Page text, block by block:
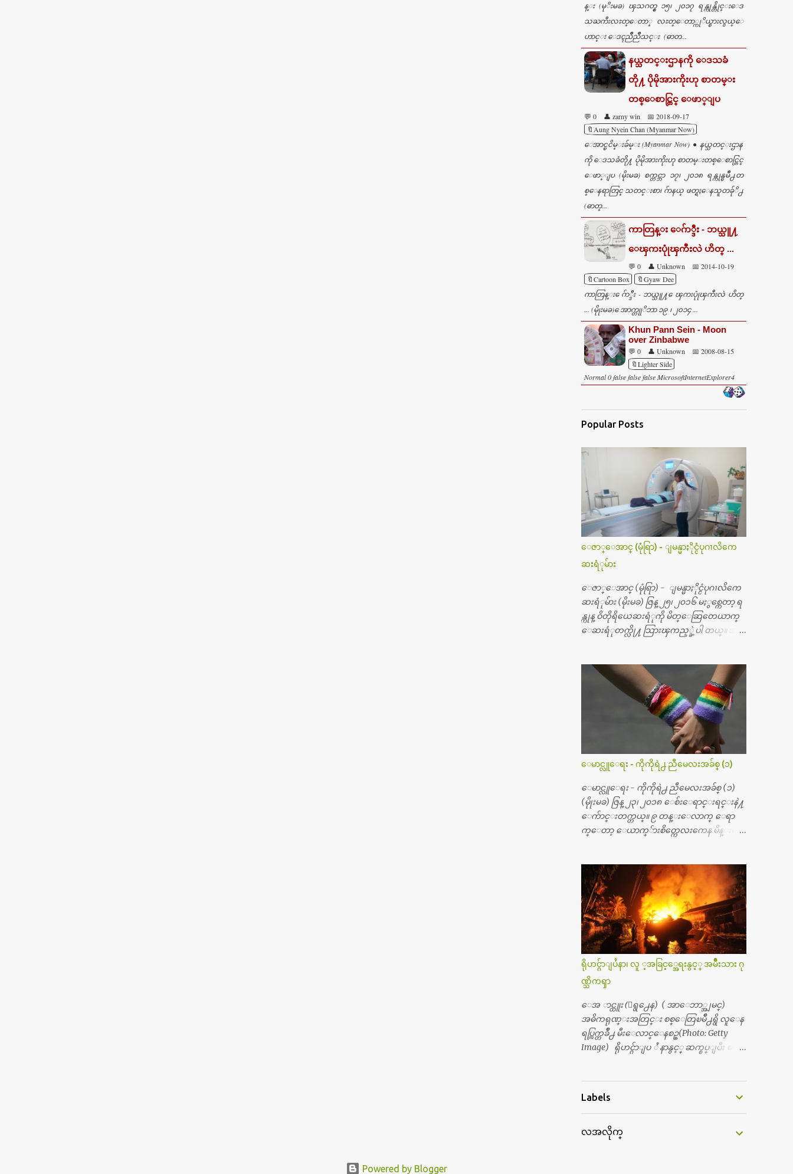
န္း (မုိးမခ) ၾသဂတ္စ္ ၁၅၊ ၂၀၁၇ ရန္ကုန္တိုင္းေဒ
သႀကီးလႊတ္ေတာ္ လႊတ္ေတာ္ကုိယ္စားလွယ္ေ
ဟာင္း ေဒၚညဳိညဳိသင္း (ဓာတ...
နယ္သတင္းဌာနကို ေဒသခံ
တို႔ ပိုမိုအားကိုးဟု စာတမ္း
တစ္ေစာင္တြင္ ေဖာ္ျပ
💬 0 👤 zarny win
📅 2018-09-17
🔖Aung Nyein Chan (Myanmar Now)
ေအာင္ၿငိမ္းခ်မ္း (Myanmar Now) ● နယ္သတင္းဌာန
ကို ေဒသခံတို႔ ပိုမိုအားကိုးဟု စာတမ္းတစ္ေစာင္တြင္
ေဖာ္ျပ (မိုးမခ) စက္တင္ဘာ ၁၇၊ ၂၀၁၈ ရန္ကုန္ၿမဳိ႕တ
စ္ေနရာတြင္ သတင္းစာ၊ ဂ်ာနယ္ ဖတ္ရႈေနသူတခ်ုိ႕
(ဓာတ္...
ကာတြန္း ေဂ်ာ္ဒီး - ဘယ္သူ႔
ေၾကးပုုံၾကီးလဲ ဟိတ္ ...
💬 0 👤 Unknown
📅 2014-10-19
🔖Cartoon Box
🔖Gyaw Dee
ကာတြန္း ေဂ်ာ္ဒီး - ဘယ္သူ႔ ေၾကးပုုံၾကီးလဲ ဟိတ္
... (မိုုးမခ) ေအာက္တုုိဘာ ၁၉ ၊ ၂၀၁၄ ...
Khun Pann Sein - Moon
over Zinbabwe
💬 0 👤 Unknown
📅 2008-08-15
🔖Lighter Side
Normal 0 false false false MicrosoftInternetExplorer4
Popular Posts
ေဇာ္ေအာင္ (မုံရြာ) - ျမန္မာႏိုင္ငံပုဂၢလိကေ
ဆးရံုမ်ား
ေဇာ္ေအာင္ (မုံရြာ) - ျမန္မာႏိုင္ငံပုဂၢလိကေ
ဆးရံုမ်ား (မိုးမခ) ဇြန္ ၂၅၊ ၂၀၁၆ မႏွစ္ကေတာ့ ရ
န္ကုန္ ဝိတိုရိယေဆးရံုကို မိတ္ေဆြတေယာက္
ေဆးရံုတက္လို႔ သြားၾကည့္ခဲ့ပါ တယ္။ အရ
မ္းသြားလို႔ အရိုးအစားထိုးကုသျခင္း လုပ္ပါ
တယ္။ အရိုးအထူးကု ဆရာဝန္က ဝိတိုရိယေဟာ္တ
ယ္လိုအခန္းမွာ တရက္ က်ပ္ ၃ ေသာင္းနဲ႔ေနေ
စၿပီး၊ အာရွေတာ္ဝင္ခြဲစိတ္ခန္းကို ငွားရမ္းခြဲစိ
တ္ အရိုးအစားထိုးကုပါတယ္။ ေဆးစစ္၊ေဆး
ဝယ္၊ ခြဲစိတ္ကု၊ အရိုးအစားထိုးပစၥည္း စတဲ့စရိ
တ္ေတြနဲ႔ေဆးရံုမွာ ၂ ပတ္ေနထိုင္စရိတ္ သိ
န္း ၇၀ ေလာက္ ကုန္သြားပါတယ္။ သူငယ္ခ်င္းျ
ဖစ္သူကို လာေတြ႔ရင္း ဟိုတယ္လို သန္႔ရွင္း
သပ္ရပ္တဲ့ ဝိတိုရိယေဆးရံုမွာ စီတီစကင္ နဲ႔ အမ္အာ
အိုင္1 စက္ခန္းကိုေတြ႔လို႔ေမးၾကည့္ေ
တာ့ တခါစမ္းရင္ က်ပ္တသိန္းေက်ာ္ က်သင့္တ
ကီးေတြနဲ႔ စမ္းသပ္ရပါတယ္။ ခႏၱာကိုယ္အစိတ္ပို
င္း ကလီစာေတြကိုၾကည့္ရႈတဲ့ အာလထ
ရာေဆာင္း2 စက္ေတြကေတာ့ ေစ်းသိပ္မႀ
ကီးလို႔ ျမန္မာျပည္ေဆးရံုတိုင္းရွိပါတယ္။
တစ္ခါစမ္းရင္ က်ပ္တစ္ေသာင္းေလာက္ က်သ
င့္ပါတယ္။ စာေရးသူ လြန္ခဲ့တဲ့ (၂)...
ေမာင္လူေရး - ကိုကိုရဲ႕ ညီမေလးအခ်စ္ (၁)
ေမာင္လူေရး - ကိုကိုရဲ႕ ညီမေလးအခ်စ္ (၁)
(မိုုးမခ) ဇြန္ ၂၃၊ ၂၀၁၈ ေစ်းေရာင္းရင္းနဲ႔
ေက်ာင္းတက္တယ္။ ၉ တန္းေလာက္ ေရာ
က္ေတာ့ ေယာက္်ားစိတ္ကေလးကေန မိန္းမစိ
တာေပါ့။ မိန္းကေလး အေပါင္းအသင္းလ
ည္း မ်ားတယ္။ ငယ္ငယ္တုန္းကေတာ့ အမေတြနဲ႔
ေနတာဆုိေတာ့ သနပ္ခါးေလးေတြ လိမ္း
တယ္။ ပန္းပန္တယ္။ မိန္းကေလး အဝတ္အစားေ
တြကိုလည္း ခုိးဝတ္တယ္။ မိန္းမစိတ္ရွိေတာ့
ရွိေပမယ့္ ကိုယ့္ကိုယ္ကို မိန္းမစိတ္ေပါက္မွန္း
သိတာက ၉ တန္း၊ ၁၀ တန္းေလာက္ကမွ။ ညီအ
စ္ကို ေမာင္နွမ အားလံုး ၆ ေယာက္ရွိတယ္။ အစ္ကို ၃
ေယာက္၊ အစ္မ ႏွစ္ေယာက္။ အစ္ကိုေတြက
လည္း သူ႔ အေပါင္းအသင္းနဲ႔ သူဆိုေ
တာ့ အမေတြနဲ႔ဘဲ ေပါင္းတယ္။ ျပီးေတာ့
အေဖကလည္း ေယာက္်ားဆုိ ေယာ
က္်ားေလးလုိဘဲ ေနေစခ်င္တယ္။ အေဖ့ကို
ေၾကာက္လည္း ေၾကာက္ရတယ္။ ေယာ
က္်ားေလး စိတ္လည္း ရွိေအာင္ ဘာသာေရး
လည္း လုိက္စားေအာင္ တန္ခူးလဆုိ တစ္လ
လံုး ကိုရင္ ဝတ္ခုိင္းတယ္။ ေက်ာင္းမွာဆုိ
ရင္ ေယာက္်ားေလးေတြက ကိုယ့္ကို ဘာ
ပဲျဖစ္ျဖစ္ မၾကားတၾကား စရင္စတယ္။
ရိုဟင္ဂ်ာျပႆနာ၊ လူ ့အခြင့္အေရးနွင့္ အမ်ိဳးသား ဂု
ဏ္သိကၡာ
ေအ ာင္ထူး (ေရွ႕ေန) ( အာေဘာ္အျမင္)
အဓိကရုဏ္းအတြင္း စစ္ေတြၿမိဳ႕ရွိ လူေန
ရပ္ကြက္တခ်ိဳ႕ မီးေလာင္ေနစဥ္(Photo: Getty
Image) ရိုဟင္ဂ်ာျပ ႆ နာနွင့္ ဆက္စပ္ျပီး ေ
ဇီးရား နိုင္ငံတကာ ရုပ္သံလႊင့္ဌာနမွ ရိုဟင္ဂ်ာလူထု
တြင္းေနထိုင္ရာ တြင္လည္း အကူအညီမ်ား မရ
Labels
လအလိုက္
Powered by Blogger